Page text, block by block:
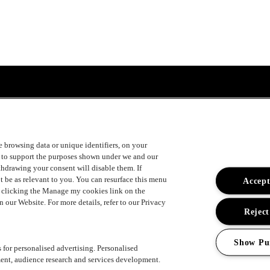
browsing data or unique identifiers, on your
support the purposes shown under we and our
your consent will disable them. If
be as relevant to you. You can resurface this menu
the Manage my cookies link on the
Website. For more details, refer to our Privacy
personalised advertising. Personalised
audience research and services development.
Show